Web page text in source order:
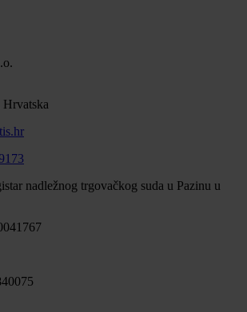
Hrvatska
nadležnog trgovačkog suda u Pazinu u